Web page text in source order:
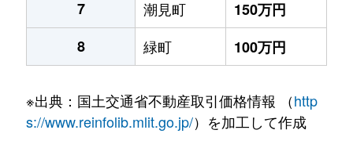
7
潮見町
150万円
8
緑町 100万円
※出典：国土交通省不動産取引価格情報 （http
s://www.reinfolib.mlit.go.jp/）を加工して作成